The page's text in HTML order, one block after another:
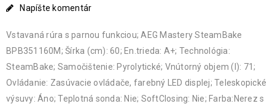
Napíšte komentár
Vstavaná rúra s parnou funkciou; AEG Mastery SteamBake
BPB351160M; Šírka (cm): 60; En.trieda: A+; Technológia:
SteamBake; Samočištenie: Pyrolytické; Vnútorný objem (l): 71;
Ovládanie: Zasúvacie ovládače, farebný LED displej; Teleskopické
výsuvy: Áno; Teplotná sonda: Nie; SoftClosing: Nie; Farba:Nerez s